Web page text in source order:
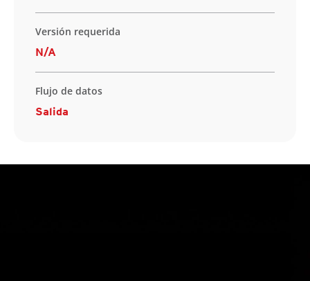
Versión requerida
N/A
Flujo de datos
Salida